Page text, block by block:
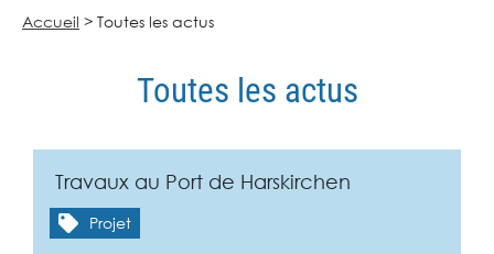
Accueil > Toutes les actus
Toutes les actus
Travaux au Port de Harskirchen
Projet